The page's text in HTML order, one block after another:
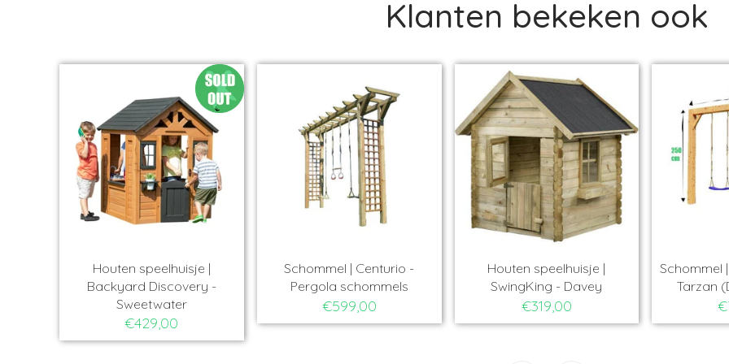
Klanten bekeken ook
Houten speelhuisje |
SwingKing - Davey
€319,00
Schommel | Outdoor Island -
Tarzan (Douglas Hout)
€730,00
SALE
€10,00
Houten Speelhuisje |
Woodenplay - Speelhuis
Klokgevel
€279,00 €289,00